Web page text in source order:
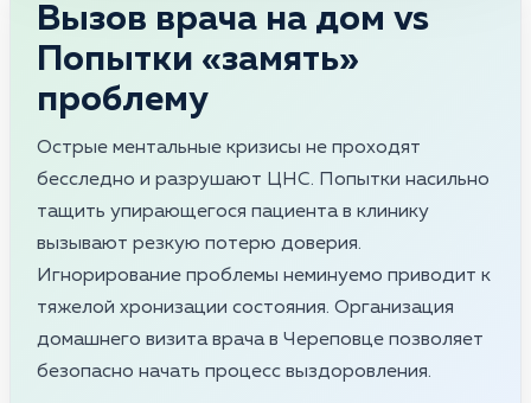
Вызов врача на дом vs
Попытки «замять»
проблему
Острые ментальные кризисы не проходят
бесследно и разрушают ЦНС. Попытки насильно
тащить упирающегося пациента в клинику
вызывают резкую потерю доверия.
Игнорирование проблемы неминуемо приводит к
тяжелой хронизации состояния. Организация
домашнего визита врача в Череповце позволяет
безопасно начать процесс выздоровления.